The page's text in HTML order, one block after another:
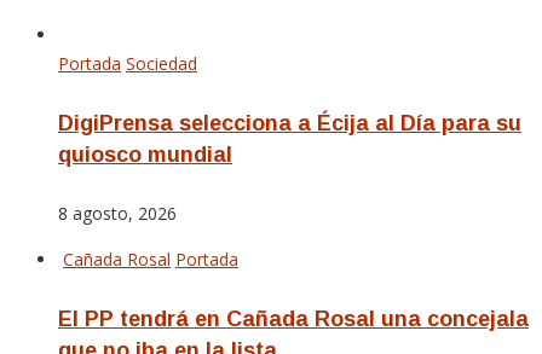
Portada Sociedad
DigiPrensa selecciona a Écija al Día para su
quiosco mundial
8 agosto, 2026
Cañada Rosal Portada
El PP tendrá en Cañada Rosal una concejala